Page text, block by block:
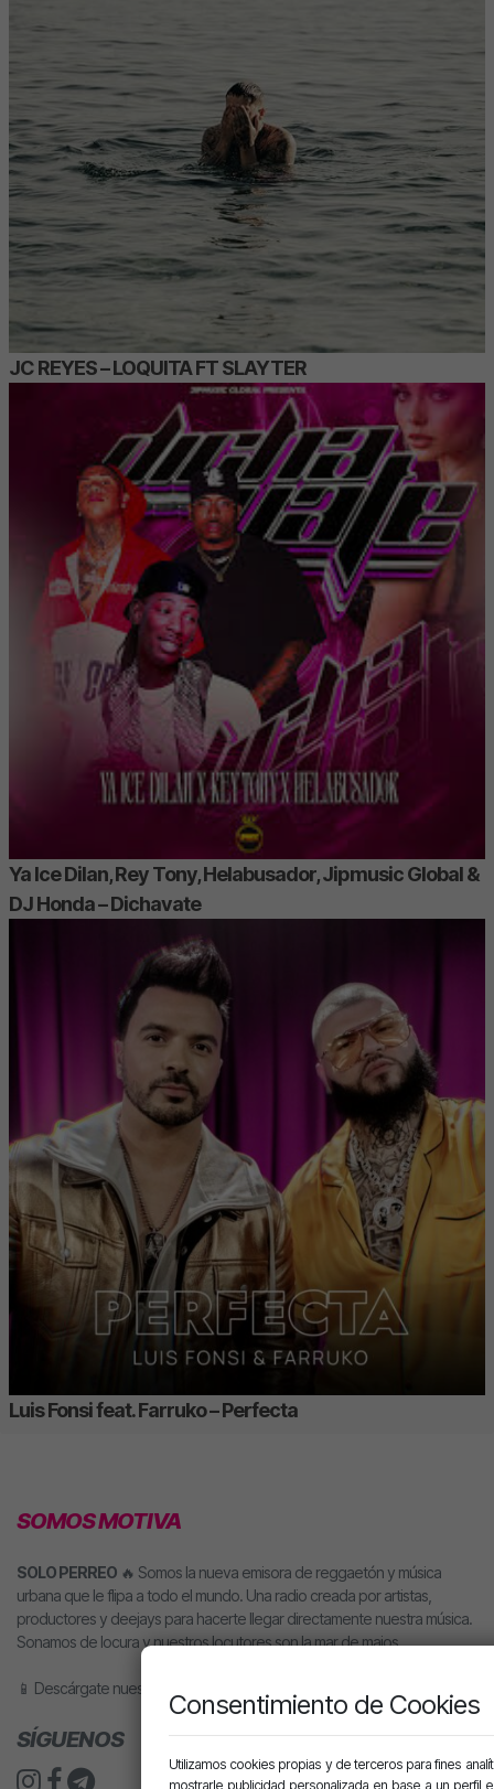
JC REYES – LOQUITA FT SLAYTER
Ya Ice Dilan, Rey Tony, Helabusador, Jipmusic Global &
DJ Honda – Dichavate
Luis Fonsi feat. Farruko – Perfecta
SOMOS MOTIVA
SOLO PERREO 🔥 Somos la nueva emisora de reggaetón y música
urbana que le flipa a todo el mundo. Una radio creada por artistas,
productores y deejays para hacerte llegar directamente nuestra música.
Sonamos de locura y nuestros locutores son la mar de majos.
📱 Descárgate nuestra app o pídele motiva a tu altavoz inteligente.
SÍGUENOS
Consentimiento de Cookies
Utilizamos cookies propias y de terceros para fines
mostrarle publicidad personalizada en base a un perfil